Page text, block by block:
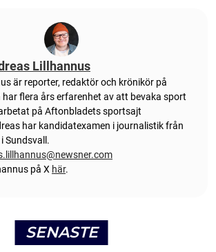
Lillhannus
är reporter, redaktör och krönikör på
har flera års erfarenhet av att bevaka sport
på Aftonbladets sportsajt
har kandidatexamen i journalistik från
Sundsvall.
på X här.
SENASTE